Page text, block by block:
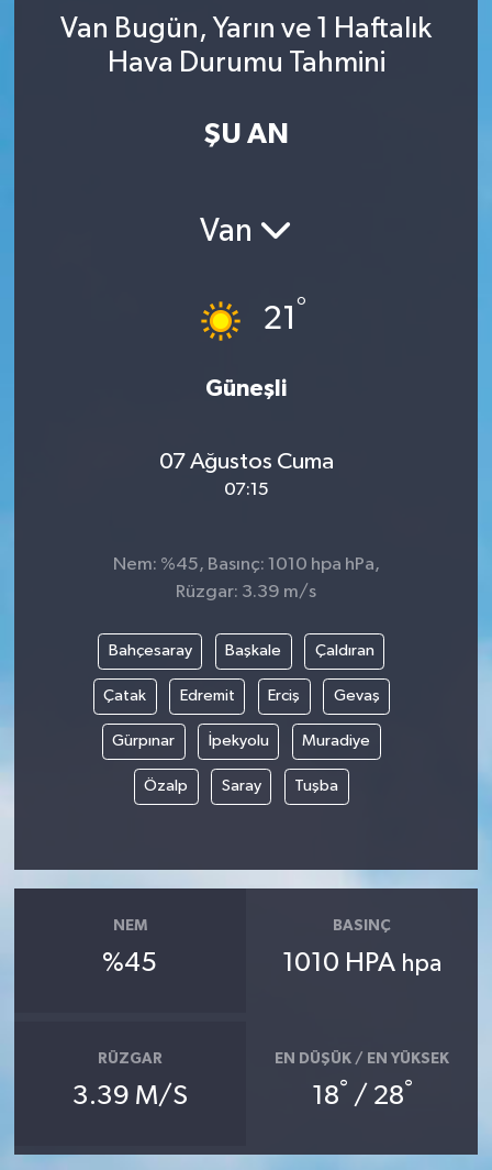
Van Bugün, Yarın ve 1 Haftalık
Hava Durumu Tahmini
ŞU AN
Van
21 °
Güneşli
07 Ağustos Cuma
07:15
Nem: %45, Basınç: 1010 hpa hPa,
Rüzgar: 3.39 m/s
Bahçesaray Başkale Çaldıran
Çatak Edremit Erciş Gevaş
Gürpınar İpekyolu Muradiye
Özalp Saray Tuşba
NEM
%45
BASINÇ
1010 HPA hpa
RÜZGAR
3.39 M/S
EN DÜŞÜK / EN YÜKSEK
18° / 28°
YAŞAM